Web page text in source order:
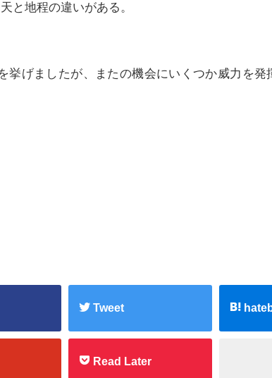
と地程の違いがある。
挙げましたが、またの機会にいくつか威力を発
Tweet
Read Later